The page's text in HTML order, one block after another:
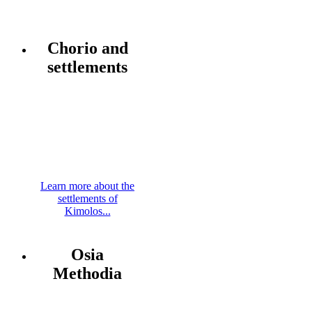
Chorio and
settlements
Learn more about the
settlements of
Kimolos...
Osia
Methodia